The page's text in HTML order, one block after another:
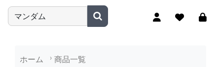
商品名やキーワードを入力
ホーム 商品一覧